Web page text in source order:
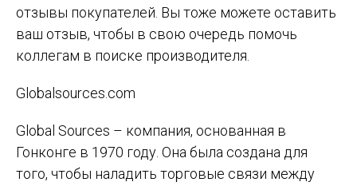
отзывы покупателей. Вы тоже можете оставить
ваш отзыв, чтобы в свою очередь помочь
коллегам в поиске производителя.
Globalsources.com
Global Sources – компания, основанная в
Гонконге в 1970 году. Она была создана для
того, чтобы наладить торговые связи между